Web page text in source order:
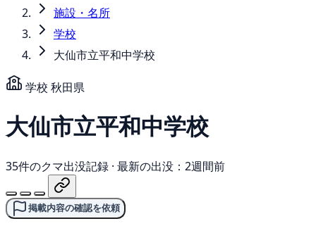
施設・名所
学校
大仙市立平和中学校
学校 秋田県
大仙市立平和中学校
35件のクマ出没記録 · 最新の出没：2週間前
掲載内容の確認を依頼